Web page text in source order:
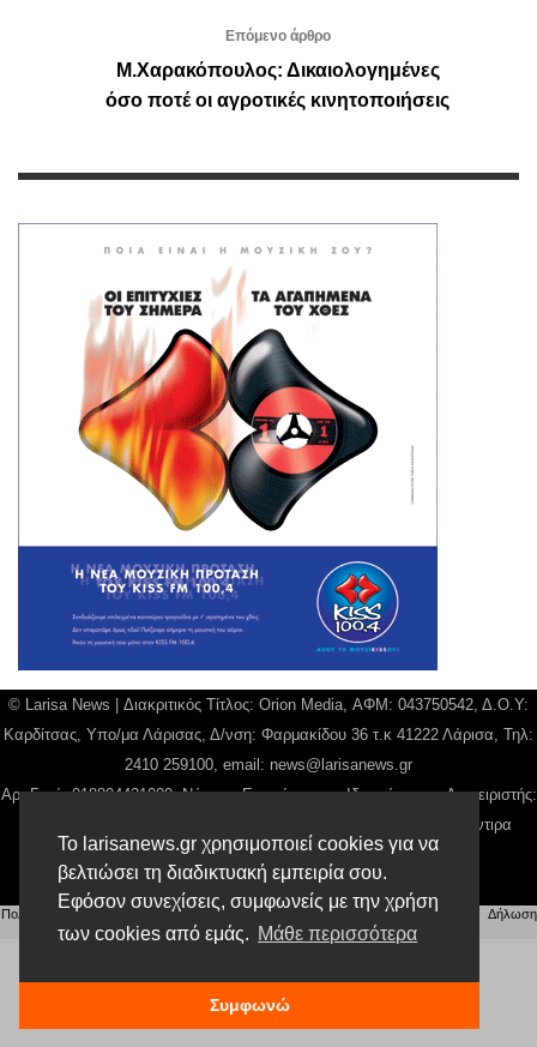
Το larisanews.gr χρησιμοποιεί cookies για να
βελτιώσει τη διαδικτυακή εμπειρία σου.
Εφόσον συνεχίσεις, συμφωνείς με την χρήση
των cookies από εμάς. Μάθε περισσότερα
Συμφωνώ
Επόμενο άρθρο
Μ.Χαρακόπουλος: Δικαιολογημένες
όσο ποτέ οι αγροτικές κινητοποιήσεις
© Larisa News | Διακριτικός Τίτλος: Orion Media, ΑΦΜ: 043750542, Δ.Ο.Υ:
Καρδίτσας, Υπο/μα Λάρισας, Δ/νση: Φαρμακίδου 36 τ.κ 41222 Λάρισα, Τηλ:
2410 259100, email: news@larisanews.gr
Αρ. Γεμή: 018804431000, Νόμιμος Εκπρόσωπος, Ιδιοκτήτης και Διαχειριστής:
Παναγιώτης Φιλίππου, Διευθύντρια: Γιαννουσά Βασιλική, Διευθύντιρα
Σύνταξης: Μπαλαμπάνη Βασιλική.
Δικαιούχος domain name Παναγιώτης Φιλίππου
Πολιτική Απορρήτου Αίτηση Διαχείρισης Προσωπικών Δεδομένων |Όροι χρήσης
Δήλωση
Συμμόρφωσης